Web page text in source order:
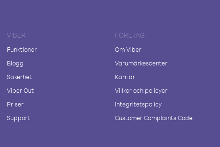
VIBER
Funktioner
Blogg
Säkerhet
Viber Out
Priser
Support
FÖRETAG
Om Viber
Varumärkescenter
Karriär
Villkor och policyer
Integritetspolicy
Customer Complaints Code